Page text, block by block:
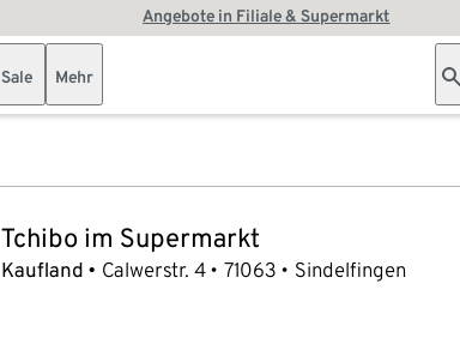
Angebote in Filiale & Supermarkt
Sale Mehr
Tchibo im Supermarkt
Kaufland Calwerstr. 4 71063 Sindelfingen